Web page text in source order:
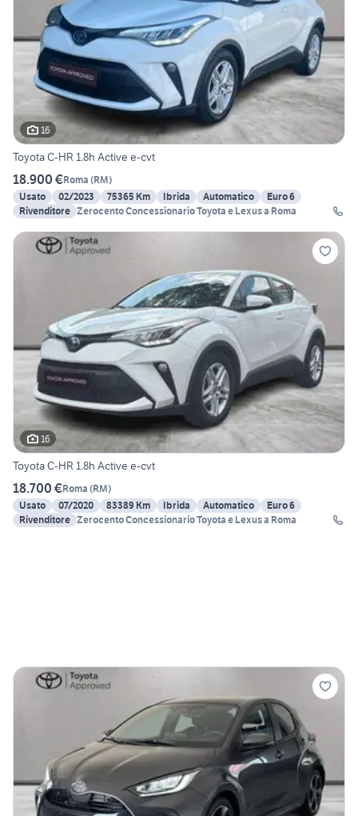
16
Toyota C-HR 1.8h Active e-cvt
18.900 €Roma (RM)
Usato
02/2023 75365 Km Ibrida Automatico
Euro 6
Rivenditore Zerocento Concessionario Toyota e Lexus a Roma
16
Toyota C-HR 1.8h Active e-cvt
18.700 €Roma (RM)
Usato
07/2020 83389 Km Ibrida Automatico
Euro 6
Rivenditore Zerocento Concessionario Toyota e Lexus a Roma